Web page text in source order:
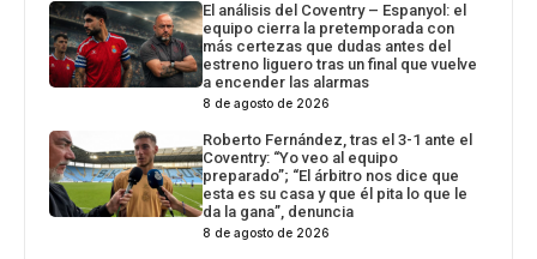
El análisis del Coventry – Espanyol: el
equipo cierra la pretemporada con
más certezas que dudas antes del
estreno liguero tras un final que vuelve
a encender las alarmas
8 de agosto de 2026
Roberto Fernández, tras el 3-1 ante el
Coventry: “Yo veo al equipo
preparado”; “El árbitro nos dice que
esta es su casa y que él pita lo que le
da la gana”, denuncia
8 de agosto de 2026